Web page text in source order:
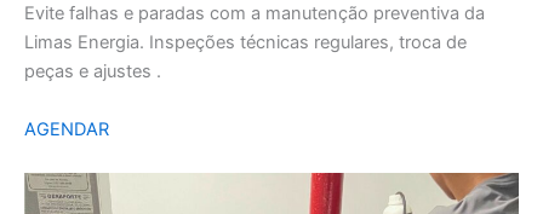
Evite falhas e paradas com a manutenção preventiva da
Limas Energia. Inspeções técnicas regulares, troca de
peças e ajustes .
AGENDAR